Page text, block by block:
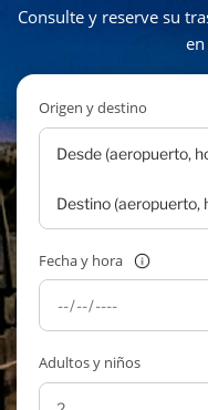
Consulte y reserve su
Origen y destino
Fecha y hora
Adultos y niños